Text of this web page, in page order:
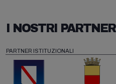
I NOSTRI PARTNER
PARTNER ISTITUZIONALI